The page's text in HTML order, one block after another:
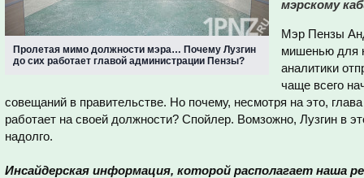
Пролетая мимо должности мэра… Почему Лузгин
до сих работает главой администрации Пензы?
мэрскому
Мэр Пензы
мишенью для
аналитики
чаще всего
совещаний в правительстве. Но почему, несмотря на это,
работает на своей должности? Спойлер. Вомзожно, Лузгин в
надолго.
Инсайдерская информация, которой располагает наша